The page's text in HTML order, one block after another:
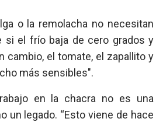
o la remolacha no necesitan
si el frío baja de cero grados y
cambio, el tomate, el zapallito y
más sensibles".
en la chacra no es una
un legado. “Esto viene de hace